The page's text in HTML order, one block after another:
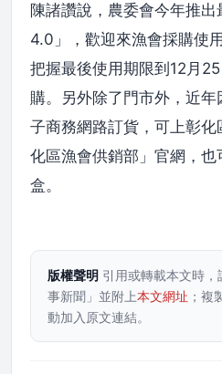
陳諸讚說，農委會今年推
4.0」，歡迎來漁會採購使
把握最後使用期限到12月
購。另外除了門市外，近
子商務網路訂貨，可上彰
化區漁會供銷部」官網，
盒。
版權聲明 引用或轉載本文時
事新聞」並附上本文網址 ；複
動加入原文連結。